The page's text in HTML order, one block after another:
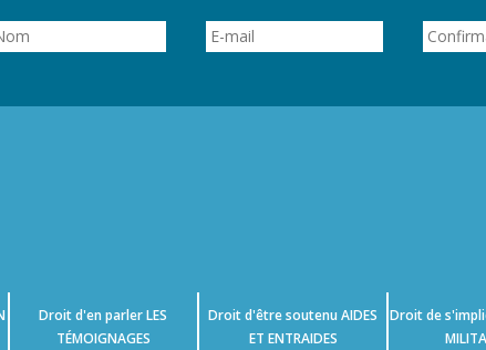
Droit d'en parlerLES
TÉMOIGNAGES
Droit d'être soutenuAIDES
ET ENTRAIDES
Droit de